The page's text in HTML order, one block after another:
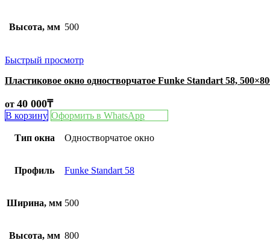
Высота, мм 500
Быстрый просмотр
Пластиковое окно одностворчатое Funke Standart 58,
от 40 000₸
В корзину Оформить в WhatsApp
Тип окна Одностворчатое окно
Профиль Funke Standart 58
Ширина, мм 500
Высота, мм 800